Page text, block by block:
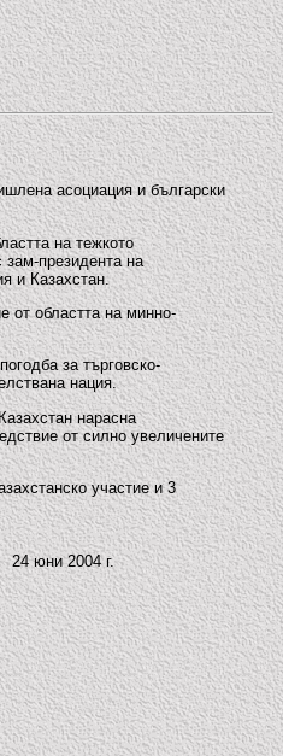
асоциация и български
на тежкото
президента на
и Казахстан.
от областта на минно-
за търговско-
нация.
нарасна
от силно увеличените
участие и 3
24 юни 2004 г.